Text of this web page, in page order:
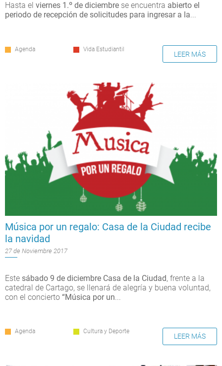
Hasta el viernes 1.º de diciembre se encuentra abierto el
periodo de recepción de solicitudes para ingresar a la...
Agenda Vida Estudiantil
LEER MÁS
Música por un regalo: Casa de la Ciudad recibe
la navidad
27 de Noviembre 2017
Este sábado 9 de diciembre Casa de la Ciudad, frente a la
catedral de Cartago, se llenará de alegría y buena voluntad,
con el concierto “Música por un...
Agenda Cultura y Deporte
LEER MÁS